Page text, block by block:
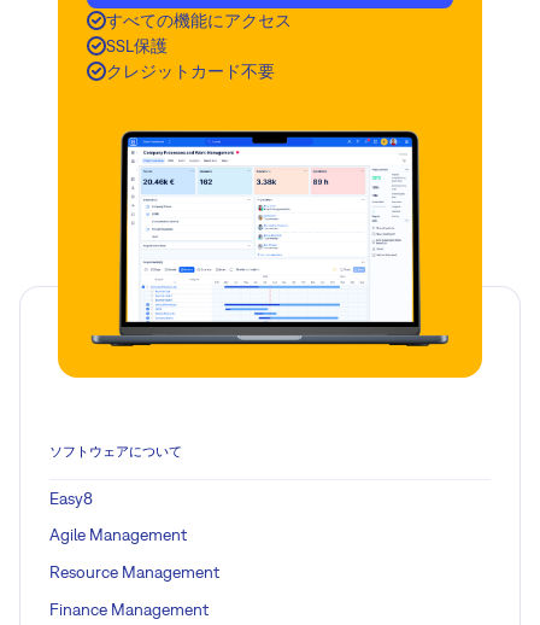
すべての機能にアクセス
SSL保護
クレジットカード不要
ソフトウェアについて
Easy8
Agile Management
Resource Management
Finance Management